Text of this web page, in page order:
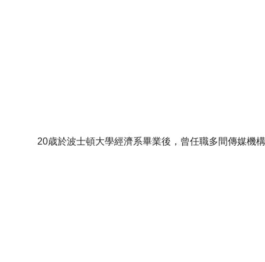
20歳於波士頓大學經濟系畢業後，曾任職多間傳媒機